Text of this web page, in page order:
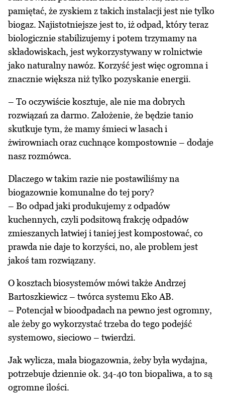
pamiętać, że zyskiem z takich instalacji jest nie tylko
biogaz. Najistotniejsze jest to, iż odpad, który teraz
biologicznie stabilizujemy i potem trzymamy na
składowiskach, jest wykorzystywany w rolnictwie
jako naturalny nawóz. Korzyść jest więc ogromna i
znacznie większa niż tylko pozyskanie energii.
– To oczywiście kosztuje, ale nie ma dobrych
rozwiązań za darmo. Założenie, że będzie tanio
skutkuje tym, że mamy śmieci w lasach i
żwirowniach oraz cuchnące kompostownie – dodaje
nasz rozmówca.
Dlaczego w takim razie nie postawiliśmy na
biogazownie komunalne do tej pory?
– Bo odpad jaki produkujemy z odpadów
kuchennych, czyli podsitową frakcję odpadów
zmieszanych łatwiej i taniej jest kompostować, co
prawda nie daje to korzyści, no, ale problem jest
jakoś tam rozwiązany.
O kosztach biosystemów mówi także Andrzej
Bartoszkiewicz – twórca systemu Eko AB.
– Potencjał w bioodpadach na pewno jest ogromny,
ale żeby go wykorzystać trzeba do tego podejść
systemowo, sieciowo – twierdzi.
Jak wylicza, mała biogazownia, żeby była wydajna,
potrzebuje dziennie ok. 34-40 ton biopaliwa, a to są
ogromne ilości.